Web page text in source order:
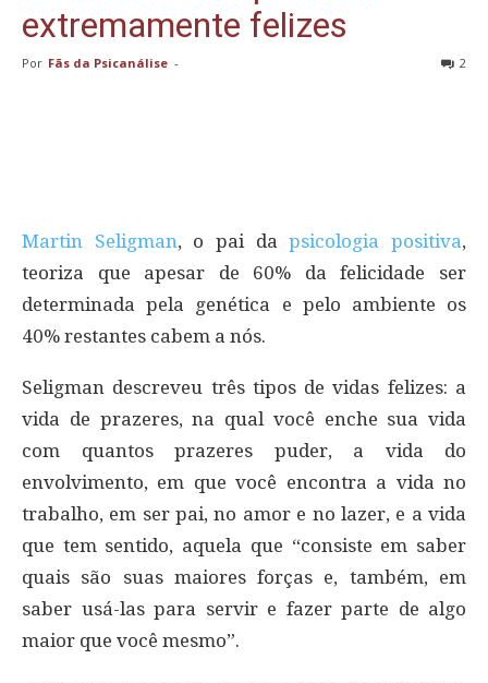
extremamente felizes
Por Fãs da Psicanálise - 2
Martin Seligman, o pai dapsicologia positiva,
teoriza que apesar de 60% da felicidade ser
determinada pela genética e pelo ambiente os
40% restantes cabem a nós.
Seligman descreveu três tipos de vidas felizes: a
vida de prazeres, na qual você enche sua vida
com quantos prazeres puder, a vida do
envolvimento, em que você encontra a vida no
trabalho, em ser pai, no amor e no lazer, e a vida
que tem sentido, aquela que “consiste em saber
quais são suas maiores forças e, também, em
saber usá-las para servir e fazer parte de algo
maior que você mesmo”.